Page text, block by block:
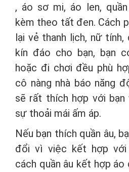
, áo sơ mi, áo len,
kèm theo tất đen. Cách
lại vẻ thanh lịch, nữ
kín đáo cho bạn, bạn
hoặc đi chơi đều phù
cô nàng nhà báo năng
sẽ rất thích hợp với
sự thoải mái ấm áp.
Nếu bạn thích quần âu,
đổi vì việc kết hợp với
cách quần âu kết hợp áo